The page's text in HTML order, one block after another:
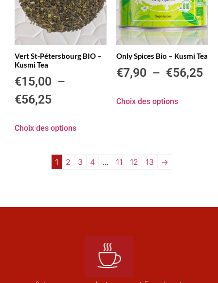
Vert St-Pétersbourg BIO –
Kusmi Tea
€15,00 –
€56,25
Choix des options
Only Spices Bio – Kusmi Tea
€7,90 – €56,25
Choix des options
1 2 3 4 … 11 12 13 →